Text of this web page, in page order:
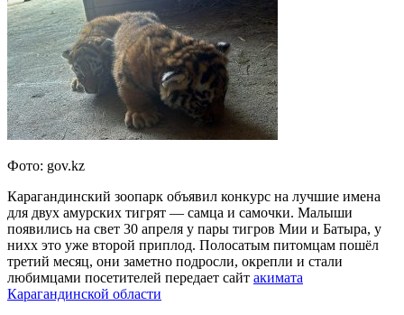
Фото: gov.kz
Карагандинский зоопарк объявил конкурс на лучшие имена
для двух амурских тигрят — самца и самочки. Малыши
появились на свет 30 апреля у пары тигров Мии и Батыра, у
нихх это уже второй приплод. Полосатым питомцам пошёл
третий месяц, они заметно подросли, окрепли и стали
любимцами посетителей передает сайт акимата
Карагандинской области